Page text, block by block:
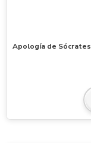
Apología de Sócrates